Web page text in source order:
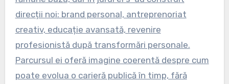
direcții noi: brand personal, antreprenoriat
creativ, educație avansată, revenire
profesionistă după transformări personale.
Parcursul ei oferă imagine coerentă despre cum
poate evolua o carieră publică în timp, fără